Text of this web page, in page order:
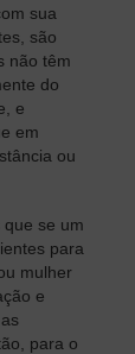
sua
são
não têm
do
e
em
ou
que se um
para
mulher
e
para o